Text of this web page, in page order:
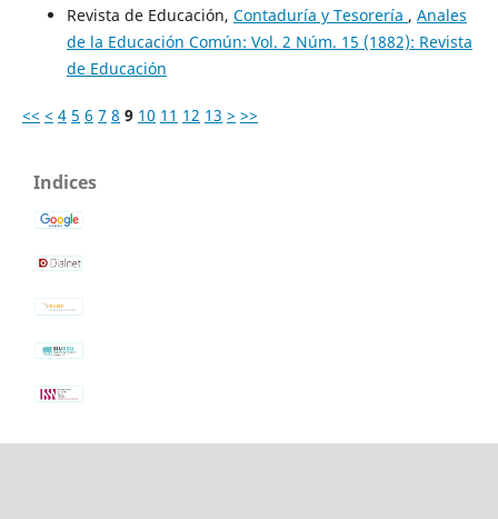
Revista de Educación, Contaduría y Tesorería , Anales
de la Educación Común: Vol. 2 Núm. 15 (1882): Revista
de Educación
<< < 4 5 6 7 8 9 10 11 12 13 > >>
Indices